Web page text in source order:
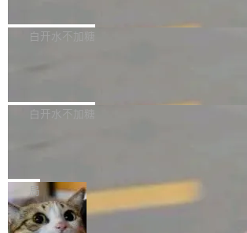
自研的多个文生3D和...
整性保护。效果是：吞吐量提升 41%，每 token
让语音识别不再只是听清，而是真正听懂。通过
w 不要求标准普通话，方言识别覆盖粤语、吴语
新和少量网页兼容性修复版本。 Changes/fixe
容提供的字体时出现的几个问题 为避免音频加
质的最低采样率）的音频格式将被拒绝 修复了 C
SS 圆角虚线样式中可能存在的问题 如果表单中
的图像元素不在同一个子树中，则它们将不再关
白开水不加糖
发布的 Release Notes，他利用 AI 工具（如 Co
最强的若干项。对于尚未正式发版的 PG 19，则
通过拉取过去一年内（从 PG 18 Beta1 时间点
至今）的所有 commit，同样交由 AI 分析提炼。
白开水不加糖
维护工作一直与我的日常工作、家务、社交生活
和休闲娱乐竞争时间。" 这是 libexpat 维护者 S
ebastian Pipping 写在博客里的话。8 月 4 日，
局
Firefox 153.0.3 发布